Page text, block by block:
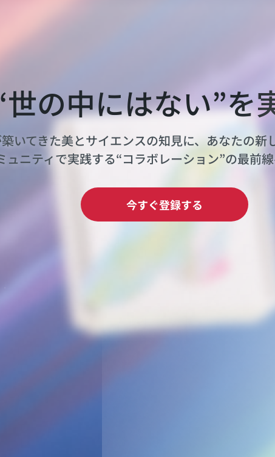
の中にはない”を
いてきた美とサイエンスの知見に、あなたの新
ュニティで実践する“コラボレーション”の最前線
今すぐ登録する